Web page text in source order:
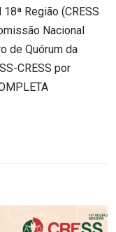
Região (CRESS
Nacional
de Quórum da
CRESS por